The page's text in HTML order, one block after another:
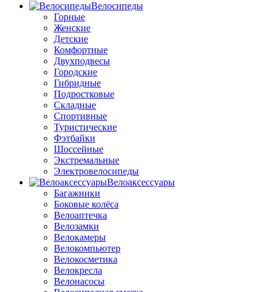
Велосипеды
Горные
Женские
Детские
Комфортные
Двухподвесы
Городские
Гибридные
Подростковые
Складные
Спортивные
Туристические
Фэтбайки
Шоссейные
Экстремальные
Электровелосипеды
Велоаксессуары
Багажники
Боковые колёса
Велоаптечка
Велозамки
Велокамеры
Велокомпьютер
Велокосметика
Велокресла
Велонасосы